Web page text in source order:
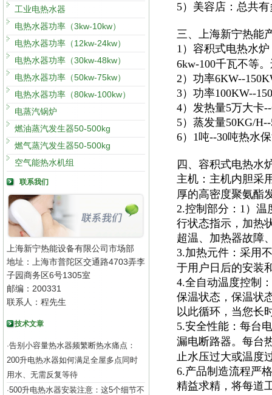
工业电热水器
电热水器功率（3kw-10kw）
电热水器功率（12kw-24kw）
电热水器功率（30kw-48kw）
电热水器功率（50kw-75kw）
电热水器功率（80kw-100kw）
电蒸汽锅炉
燃油蒸汽发生器50-500kg
燃气蒸汽发生器50-500kg
空气能热水机组
联系我们
上海新宁热能设备有限公司市场部
地址：上海市普陀区交通路4703弄李
子园商务区6号1305室
邮编：200331
联系人：程先生
技术文章
·告别小容量热水器频繁断热水痛点：
200升电热水器如何满足全屋多点同时
用水、无需反复等待
·500升电热水器安装注意：这5个细节不
5）美容店：总共
三、上海新宁热能
1）容积式电热水
6kw-100千瓦不等
2）功率6KW--
3）功率100KW--
4）发热量5万大卡
5）蒸发量50KG/
6）1吨--30吨热水
四、容积式电热水
主机：主机内胆采
厚的高密度聚氨酯
2.控制部分：1）温
行状态指示，加热
超温、加热器故障
3.加热元件：采用
于用户日后的安装
4.全自动温度控制
保温状态，保温状
以此循环，当您长
5.安全性能：每台
漏电断路器。每台
止水压过大或温度
6.产品制造流程严
精益求精，将每道